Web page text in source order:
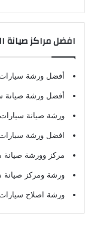
افضل مراكز
أفضل ورشة
أفضل ورشة صيانة
ورشة صيانة
افضل ورشة
مركز وورشة
ورشة ومركز صيانة
ورشة اصلاح